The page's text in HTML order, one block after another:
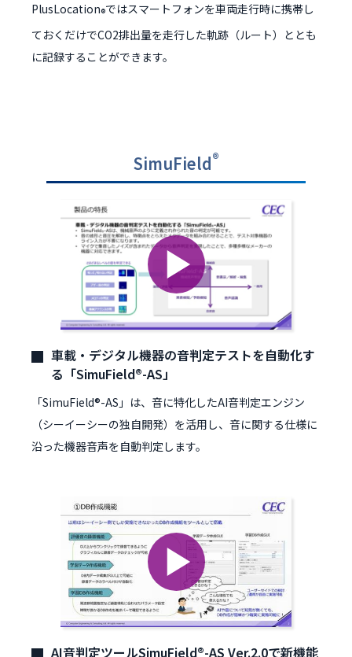
PlusLocation®ではスマートフォンを車両走行時に携帯し
ておくだけでCO2排出量を走行した軌跡（ルート）ととも
に記録することができます。
SimuField®
車載・デジタル機器の音判定テストを自動化す
る 「SimuField®-AS」
「SimuField®-AS」は、音に特化したAI音判定エンジン
（シーイーシーの独自開発）を活用し、音に関する仕様に
沿った機器音声を自動判定します。
AI音判定ツールSimuField®-AS Ver.2.0で新機能